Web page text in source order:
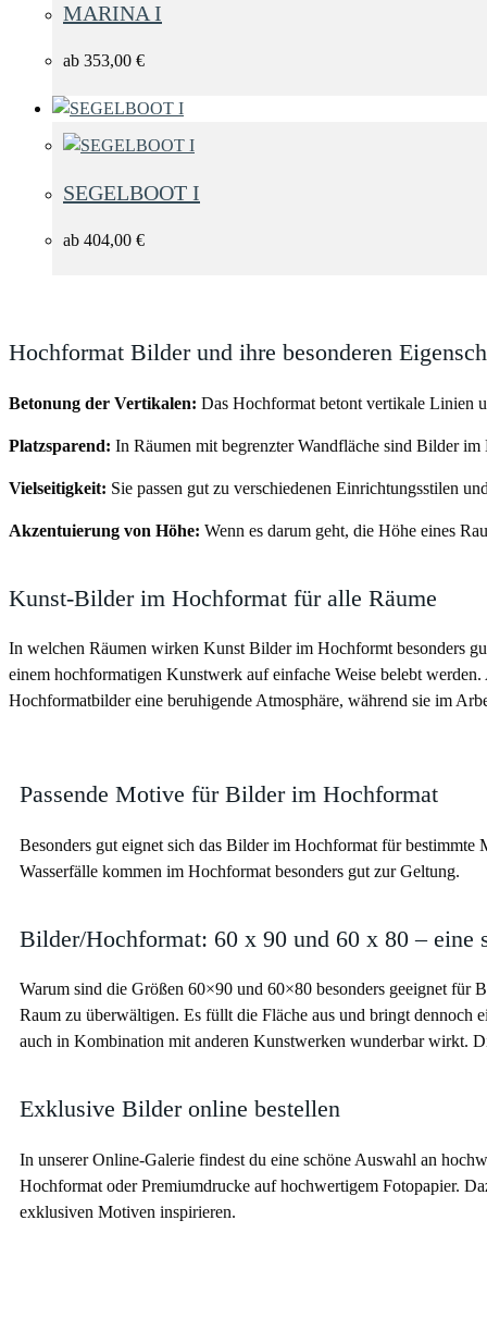
MARINA I
ab 353,00 €
SEGELBOOT I
ab 404,00 €
Hochformat Bilder und ihre besonderen
Betonung der Vertikalen: Das Hochformat betont vertikale Linien
Platzsparend: In Räumen mit begrenzter Wandfläche sind Bilder
Vielseitigkeit: Sie passen gut zu verschiedenen Einrichtungsstilen
Akzentuierung von Höhe: Wenn es darum geht, die Höhe eines
Kunst-Bilder im Hochformat für alle Räume
In welchen Räumen wirken Kunst Bilder im Hochformt besonders
einem hochformatigen Kunstwerk auf einfache Weise belebt
Hochformatbilder eine beruhigende Atmosphäre, während sie im
Passende Motive für Bilder im Hochformat
Besonders gut eignet sich das Bilder im Hochformat für
Wasserfälle kommen im Hochformat besonders gut zur Geltung.
Bilder/Hochformat: 60 x 90 und 60 x 80 – eine
Warum sind die Größen 60×90 und 60×80 besonders geeignet
Raum zu überwältigen. Es füllt die Fläche aus und bringt
auch in Kombination mit anderen Kunstwerken wunderbar wirkt.
Exklusive Bilder online bestellen
In unserer Online-Galerie findest du eine schöne Auswahl an
Hochformat oder Premiumdrucke auf hochwertigem Fotopapier.
exklusiven Motiven inspirieren.